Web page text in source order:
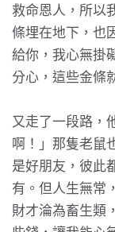
救命恩人，所以
條埋在地下，也
給你，我心無掛
分心，這些金條
又走了一段路，
啊！」那隻老鼠
是好朋友，彼此
有。但人生無常
財才淪為畜生類